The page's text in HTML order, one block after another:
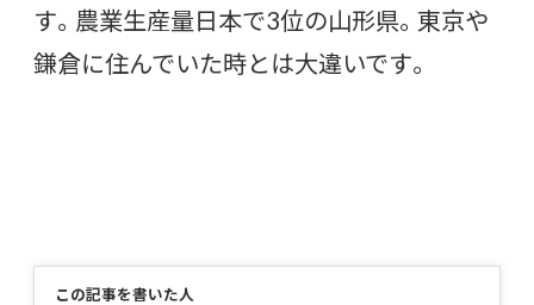
す。農業生産量日本で3位の山形県。東京や
鎌倉に住んでいた時とは大違いです。
この記事を書いた人